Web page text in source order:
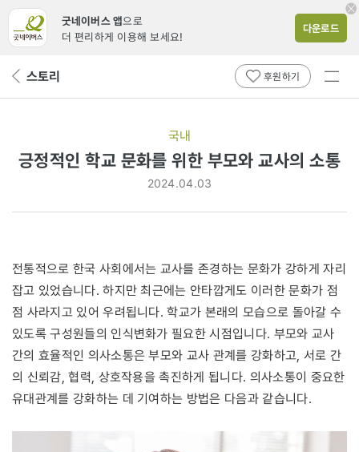
굿네이버스 앱으로
더 편리하게 이용해 보세요!
다운로드
뒤 스토리 후원하기
전체
국내
긍정적인 학교 문화를 위한 부모와 교사의 소통
2024.04.03
전통적으로 한국 사회에서는 교사를 존경하는 문화가 강하게 자리
잡고 있었습니다. 하지만 최근에는 안타깝게도 이러한 문화가 점
점 사라지고 있어 우려됩니다. 학교가 본래의 모습으로 돌아갈 수
있도록 구성원들의 인식변화가 필요한 시점입니다. 부모와 교사
간의 효율적인 의사소통은 부모와 교사 관계를 강화하고, 서로 간
의 신뢰감, 협력, 상호작용을 촉진하게 됩니다. 의사소통이 중요한
유대관계를 강화하는 데 기여하는 방법은 다음과 같습니다.